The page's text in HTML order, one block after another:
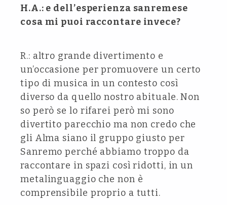
H.A.: e dell’esperienza sanremese
cosa mi puoi raccontare invece?
R.: altro grande divertimento e
un’occasione per promuovere un certo
tipo di musica in un contesto così
diverso da quello nostro abituale. Non
so però se lo rifarei però mi sono
divertito parecchio ma non credo che
gli Alma siano il gruppo giusto per
Sanremo perché abbiamo troppo da
raccontare in spazi così ridotti, in un
metalinguaggio che non è
comprensibile proprio a tutti.